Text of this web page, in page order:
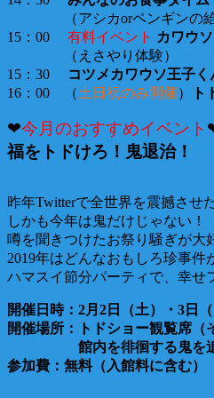
（アシカorペンギンの給
15：00
有料イベント カワウ
（えさやり体験）
15：30
コツメカワウソ王子
16：00 （土日祝のみ開催） ト
❤今月のおすすめイベント
福をトドけろ！鬼退治！
昨年Twitterで全世界を震撼させ
しかも今年は鬼だけじゃない！
噂を聞きつけたお祭り騒ぎが大
2019年はどんなおもしろ珍事件
ハマスイ節分パーティで、幸せ
開催日時：2月2日（土）・3日
開催場所：トドショー観覧席
館内を徘徊する鬼を追
参加費：無料（入館料に含む）